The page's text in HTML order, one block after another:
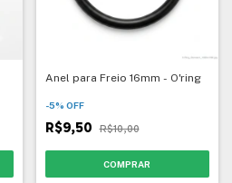
Anel para Freio 16mm - O'ring
-5% OFF
R$9,50 R$10,00